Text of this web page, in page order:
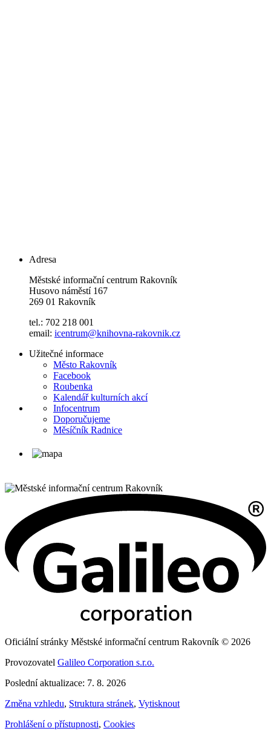
Adresa
Městské informační centrum Rakovník
Husovo náměstí 167
269 01 Rakovník
tel.: 702 218 001
email: icentrum@knihovna-rakovnik.cz
Užitečné informace
Město Rakovník
Facebook
Roubenka
Kalendář kulturních akcí
Infocentrum
Doporučujeme
Měsíčník Radnice
Oficiální stránky Městské informační centrum Rakovník © 2026
Provozovatel Galileo Corporation s.r.o.
Poslední aktualizace: 7. 8. 2026
Změna vzhledu, Struktura stránek, Vytisknout
Prohlášení o přístupnosti, Cookies